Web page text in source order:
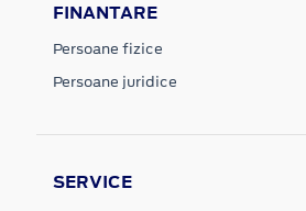
FINANTARE
Persoane fizice
Persoane juridice
SERVICE